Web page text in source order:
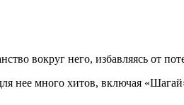
вокруг него, избавляясь от
нее много хитов, включая